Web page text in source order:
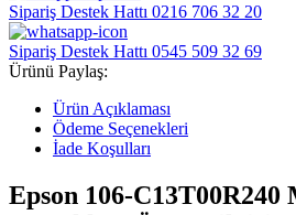
Sipariş Destek Hattı 0216 706 32 20
Sipariş Destek Hattı 0545 509 32 69
Ürünü Paylaş:
Ürün Açıklaması
Ödeme Seçenekleri
İade Koşulları
Epson 106-